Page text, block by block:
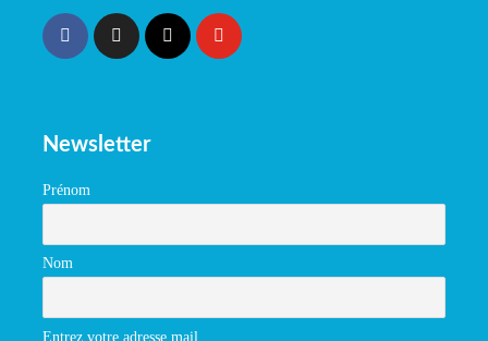
Newsletter
Prénom
Nom
Entrez votre adresse mail